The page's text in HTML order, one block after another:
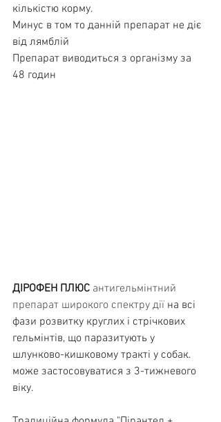
кількістю корму.
Минус в том то данній препарат не діє
від лямблій
Препарат виводиться з організму за
48 годин
ДІРОФЕН ПЛЮС антигельмінтний
препарат широкого спектру дії на всі
фази розвитку круглих і стрічкових
гельмінтів, що паразитують у
шлунково-кишковому тракті у собак.
може застосовуватися з 3-тижневого
віку.